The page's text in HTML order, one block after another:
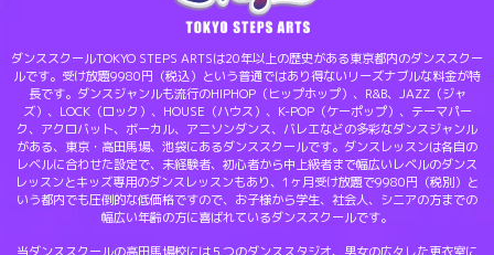
ダンススクールTOKYO STEPS ARTSは20年以上の歴史がある東京都内のダンススクー
ルです。受け放題9980円（税込）という普通ではあり得ないリーズナブルな料金が特
長です。ダンスジャンルも流行のHIPHOP（ヒップホップ）、R&B、JAZZ（ジャ
ズ）、LOCK（ロック）、HOUSE（ハウス）、K-POP（ケーポップ）、テーマパー
ク、アクロバット、ボーカル、アニソンダンス、バレエなどの多彩なダンスジャンル
がある、東京・高田馬場、池袋にあるダンススクールです。ダンスレッスンは各自の
レベルに合わせた設定で、未経験者、初心者から中上級者まで幅広いレベルのダンス
レッスンとキッズ専用のダンスレッスンもあり、1ヶ月受け放題で9980円（税別）と
いう都内でも圧倒的な低価格ですので、お子様から学生、社会人、シニアの方までの
幅広い年齢の方に喜ばれているダンススクールです。